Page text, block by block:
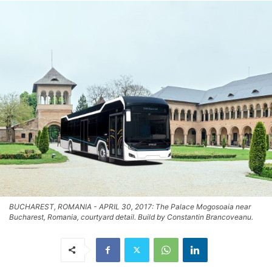
BUCHAREST, ROMANIA - APRIL 30, 2017: The Palace Mogosoaia near
Bucharest, Romania, courtyard detail. Build by Constantin Brancoveanu.